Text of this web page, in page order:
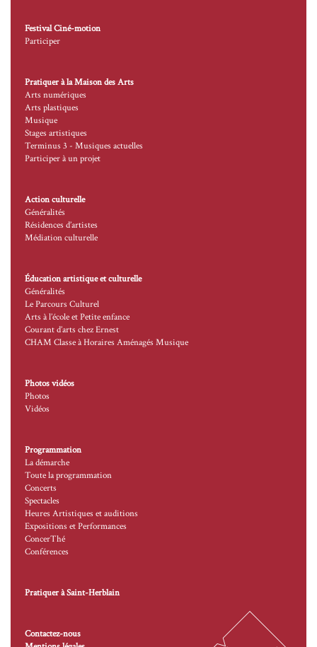
Festival Ciné-motion
Participer
Pratiquer à la Maison des Arts
Arts numériques
Arts plastiques
Musique
Stages artistiques
Terminus 3 - Musiques actuelles
Participer à un projet
Action culturelle
Généralités
Résidences d’artistes
Médiation culturelle
Éducation artistique et culturelle
Généralités
Le Parcours Culturel
Arts à l’école et Petite enfance
Courant d’arts chez Ernest
CHAM Classe à Horaires Aménagés Musique
Photos vidéos
Photos
Vidéos
Programmation
La démarche
Toute la programmation
Concerts
Spectacles
Heures Artistiques et auditions
Expositions et Performances
ConcerThé
Conférences
Pratiquer à Saint-Herblain
Contactez-nous